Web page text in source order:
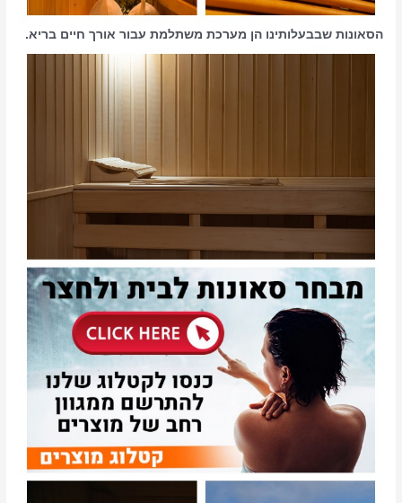
הסאונות שבבעלותינו הן מערכת משתלמת עבור אורך חיים בריא.